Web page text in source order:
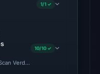
1/1 ✓
Verdict · Cloudflare Radar
10/10 ✓